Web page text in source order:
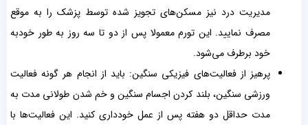
مدیریت درد نیز مسکن‌های تجویز شده توسط پزشک را به موقع
مصرف نمایید. این تورم معمولا پس از دو تا سه روز به طور خودبه
خود برطرف می‌شود.
پرهیز از فعالیت‌های فیزیکی سنگین: باید از انجام هر گونه فعالیت
ورزشی سنگین، بلند کردن اجسام سنگین و خم شدن طولانی مدت به
مدت حداقل دو هفته پس از عمل خودداری کنید. این فعالیت‌ها با